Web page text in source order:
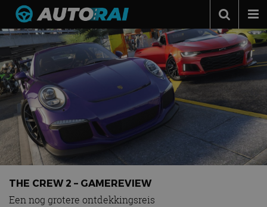
Autonieuws
Podcast
Autotests
Automerken
Adverteren
Contact
THE CREW 2 – GAMEREVIEW
Een nog grotere ontdekkingsreis